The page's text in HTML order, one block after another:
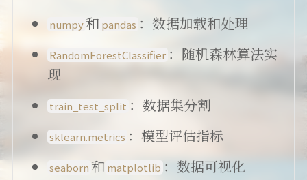
numpy和 pandas ：数据加载和处理
RandomForestClassifier ：随机森林算法实
现
train_test_split ：数据集分割
sklearn.metrics ：模型评估指标
seaborn 和 matplotlib ：数据可视化